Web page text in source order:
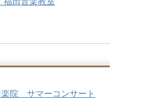
楽院 サマーコンサート